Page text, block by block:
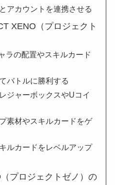
アカウントを連携させる
XENO（プロジェクト
ラの配置やスキルカード
バトルに勝利する
ジャーボックスやUコイ
素材やスキルカードをゲ
ルカードをレベルアップ
プロジェクトゼノ）の